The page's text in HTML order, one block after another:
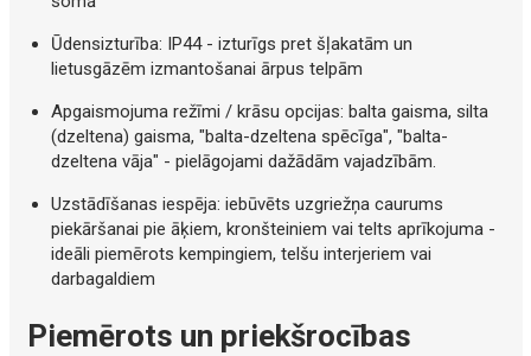
Ūdensizturība: IP44 - izturīgs pret šļakatām un
lietusgāzēm izmantošanai ārpus telpām
Apgaismojuma režīmi / krāsu opcijas: balta gaisma, silta
(dzeltena) gaisma, "balta-dzeltena spēcīga", "balta-
dzeltena vāja" - pielāgojami dažādām vajadzībām.
Uzstādīšanas iespēja: iebūvēts uzgriežņa caurums
piekāršanai pie āķiem, kronšteiniem vai telts aprīkojuma -
ideāli piemērots kempingiem, telšu interjeriem vai
darbagaldiem
Piemērots un priekšrocības